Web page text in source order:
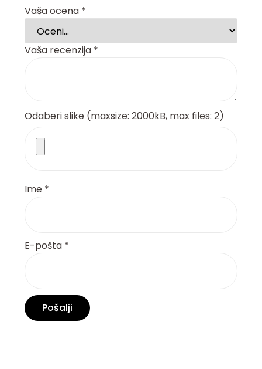
Vaša ocena *
Vaša recenzija *
Odaberi slike (maxsize: 2000kB, max files: 2)
Ime *
E-pošta *